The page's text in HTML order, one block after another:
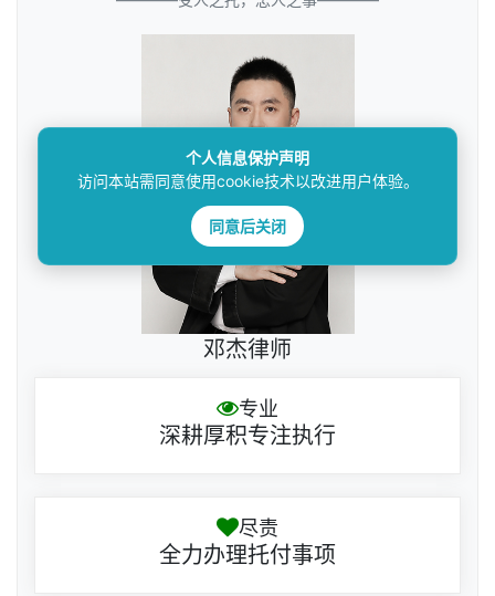
邓杰律师
专业
深耕厚积专注执行
尽责
全力办理托付事项
个人信息保护声明
访问本站需同意使用cookie技术以改进用户体验。
同意后关闭